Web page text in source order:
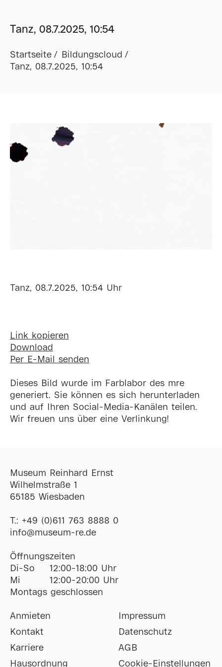
Tanz, 08.7.2025, 10:54
Startseite
Bildungscloud
Tanz, 08.7.2025, 10:54
Tanz, 08.7.2025, 10:54 Uhr
Link kopieren
Download
Per E-Mail senden
Dieses Bild wurde im Farblabor des mre
generiert. Sie können es sich herunterladen
und auf Ihren Social-Media-Kanälen teilen.
Wir freuen uns über eine Verlinkung!
Museum Reinhard Ernst
Wilhelmstraße 1
65185 Wiesbaden
T.: +49 (0)611 763 8888 0
ofni@museum-re de
Öffnungszeiten
Di-So
12:00-18:00 Uhr
Mi
12:00-20:00 Uhr
Montags geschlossen
Anmieten
Kontakt
Karriere
Hausordnung
Impressum
Datenschutz
AGB
Cookie-Einstellungen